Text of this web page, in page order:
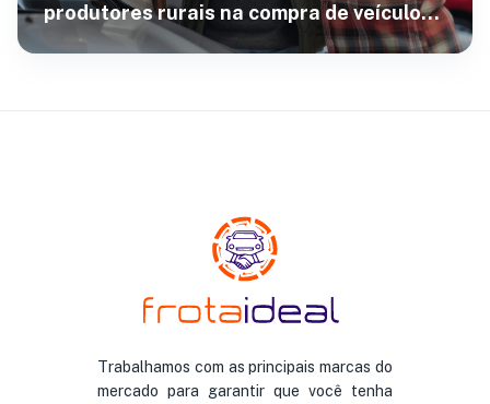
produtores rurais na compra de veículos
de até R$ 250 mil
Trabalhamos com as principais marcas do
mercado para garantir que você tenha